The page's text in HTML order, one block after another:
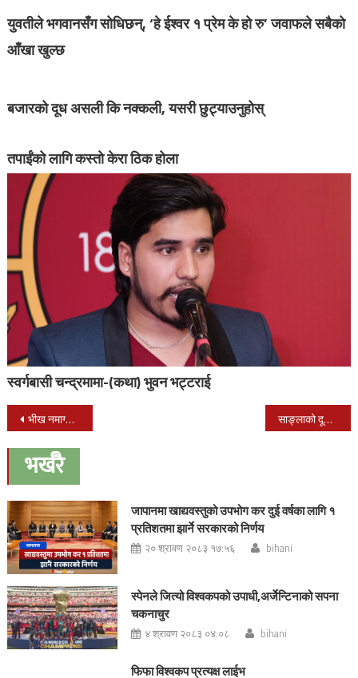
युवतीले भगवानसँग सोधिछन्, ‘हे ईश्वर १ प्रेम के हो रु’ जवाफले सबैको
आँखा खुल्छ
बजारको दूध असली कि नक्कली, यसरी छुट्याउनुहोस्
तपाईंको लागि कस्तो केरा ठिक होला
स्वर्गबासी चन्द्रमामा-(कथा) भुवन भट्टराई
Post
navigation
भीख नमाग्नुहोला, फास्ट ट्रयाक आफैँ बनाउनु पर्छ : प्रचण्डलाई बाबुरामको सुझाव साङ्लाको दूध गाईको दूधभन्दा पोषिलो हुने वैज्ञानिकको भनाई
भर्खरै
जापानमा खाद्यवस्तुको उपभोग कर दुई वर्षका लागि १
प्रतिशतमा झार्ने सरकारको निर्णय
२० श्रावण २०८३ १७:५६ bihani
स्पेनले जित्यो विश्वकपको उपाधी,अर्जेन्टिनाको सपना
चकनाचुर
४ श्रावण २०८३ ०४:०८ bihani
फिफा विश्वकप प्रत्यक्ष लाईभ